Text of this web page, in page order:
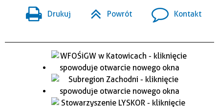
Drukuj Powrót Kontakt